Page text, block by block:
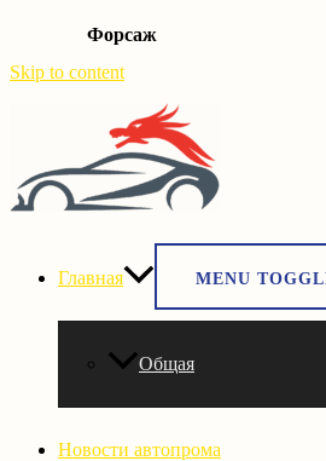
Форсаж
Skip to content
Главная MENU
Общая
Новости автопрома